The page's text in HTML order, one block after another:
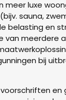
meer luxe
sauna,
belasting en
van meerdere
bij